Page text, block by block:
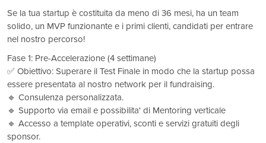
Se la tua startup è costituita da meno di 36 mesi, ha un team
solido, un MVP funzionante e i primi clienti, candidati per entrare
nel nostro percorso!
Fase 1: Pre-Accelerazione (4 settimane)
✅ Obiettivo: Superare il Test Finale in modo che la startup possa
essere presentata al nostro network per il fundraising.
🔹 Consulenza personalizzata.
🔹 Supporto via email e possibilita' di Mentoring verticale
🔹 Accesso a template operativi, sconti e servizi gratuiti degli
sponsor.